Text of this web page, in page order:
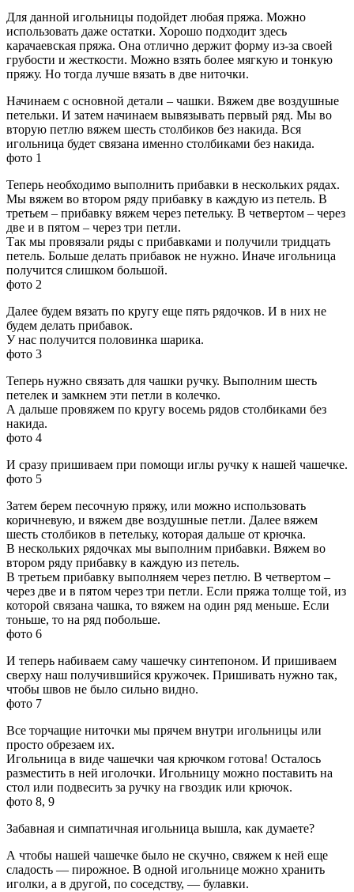
Для данной игольницы подойдет любая пряжа. Можно
использовать даже остатки. Хорошо подходит здесь
карачаевская пряжа. Она отлично держит форму из-за своей
грубости и жесткости. Можно взять более мягкую и тонкую
пряжу. Но тогда лучше вязать в две ниточки.
Начинаем с основной детали – чашки. Вяжем две воздушные
петельки. И затем начинаем вывязывать первый ряд. Мы во
вторую петлю вяжем шесть столбиков без накида. Вся
игольница будет связана именно столбиками без накида.
фото 1
Теперь необходимо выполнить прибавки в нескольких рядах.
Мы вяжем во втором ряду прибавку в каждую из петель. В
третьем – прибавку вяжем через петельку. В четвертом – через
две и в пятом – через три петли.
Так мы провязали ряды с прибавками и получили тридцать
петель. Больше делать прибавок не нужно. Иначе игольница
получится слишком большой.
фото 2
Далее будем вязать по кругу еще пять рядочков. И в них не
будем делать прибавок.
У нас получится половинка шарика.
фото 3
Теперь нужно связать для чашки ручку. Выполним шесть
петелек и замкнем эти петли в колечко.
А дальше провяжем по кругу восемь рядов столбиками без
накида.
фото 4
И сразу пришиваем при помощи иглы ручку к нашей чашечке.
фото 5
Затем берем песочную пряжу, или можно использовать
коричневую, и вяжем две воздушные петли. Далее вяжем
шесть столбиков в петельку, которая дальше от крючка.
В нескольких рядочках мы выполним прибавки. Вяжем во
втором ряду прибавку в каждую из петель.
В третьем прибавку выполняем через петлю. В четвертом –
через две и в пятом через три петли. Если пряжа толще той, из
которой связана чашка, то вяжем на один ряд меньше. Если
тоньше, то на ряд побольше.
фото 6
И теперь набиваем саму чашечку синтепоном. И пришиваем
сверху наш получившийся кружочек. Пришивать нужно так,
чтобы швов не было сильно видно.
фото 7
Все торчащие ниточки мы прячем внутри игольницы или
просто обрезаем их.
Игольница в виде чашечки чая крючком готова! Осталось
разместить в ней иголочки. Игольницу можно поставить на
стол или подвесить за ручку на гвоздик или крючок.
фото 8, 9
Забавная и симпатичная игольница вышла, как думаете?
А чтобы нашей чашечке было не скучно, свяжем к ней еще
сладость — пирожное. В одной игольнице можно хранить
иголки, а в другой, по соседству, — булавки.